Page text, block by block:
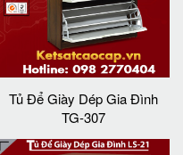
Tủ Để Giày Dép Gia Đình
TG-307